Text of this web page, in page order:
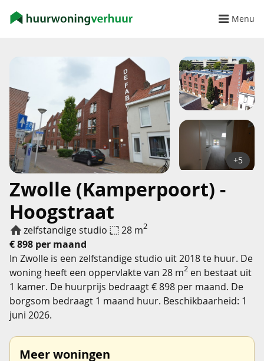
Menu
Zwolle (Kamperpoort) -
Hoogstraat
zelfstandige studio 28 m2
€ 898 per maand
+5
In Zwolle is een zelfstandige studio uit 2018 te huur. De
woning heeft een oppervlakte van 28 m2 en bestaat uit
1 kamer. De huurprijs bedraagt € 898 per maand. De
borgsom bedraagt 1 maand huur. Beschikbaarheid: 1
juni 2026.
Meer woningen